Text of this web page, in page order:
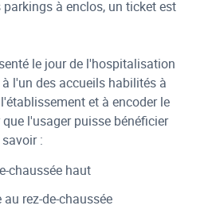
à enclos, un ticket est
le jour de l'hospitalisation
l'un des accueils habilités à
et à encoder le
l'usager puisse bénéficier
:
chaussée haut
rez-de-chaussée